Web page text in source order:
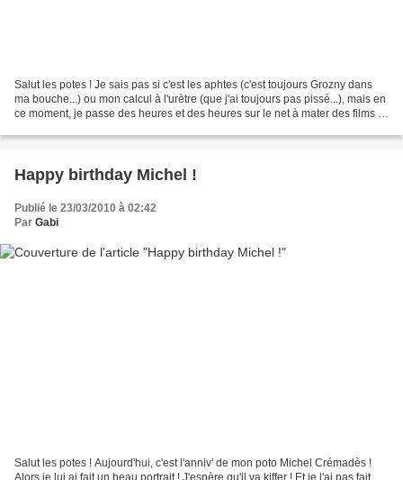
Salut les potes ! Je sais pas si c'est les aphtes (c'est toujours Grozny dans
ma bouche...) ou mon calcul à l'urètre (que j'ai toujours pas pissé...), mais en
ce moment, je passe des heures et des heures sur le net à mater des films et
Happy birthday Michel !
Publié le 23/03/2010 à 02:42
Par Gabi
Salut les potes ! Aujourd'hui, c'est l'anniv' de mon poto Michel Crémadès !
Alors je lui ai fait un beau portrait ! J'espère qu'il va kiffer ! Et je l'ai pas fait